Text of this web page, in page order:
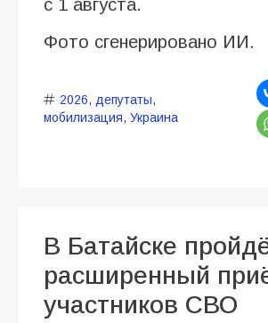
с 1 августа.
Фото сгенерировано ИИ.
2026, депутаты,
мобилизация, Украина
В Батайске
расширенный
участников СВО